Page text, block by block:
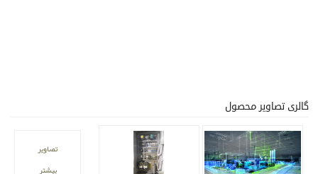
گالری تصاویر محصول
تصاویر
بیشتر